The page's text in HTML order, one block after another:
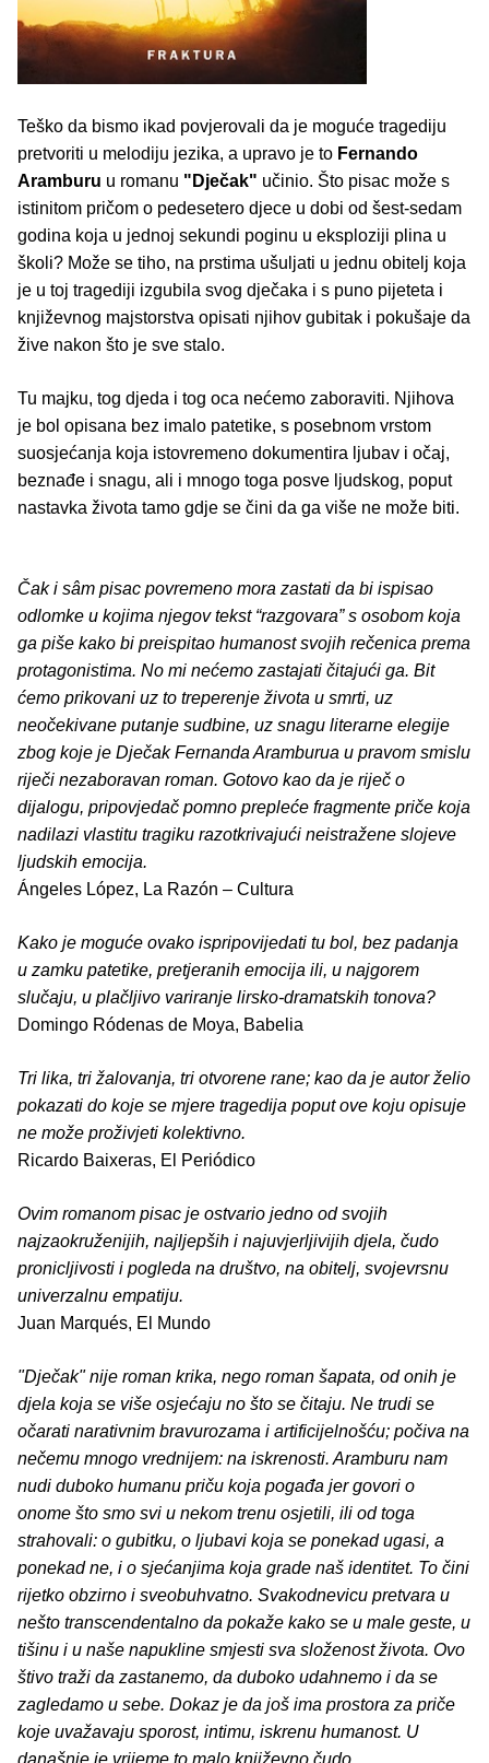
Teško da bismo ikad povjerovali da je moguće tragediju
pretvoriti u melodiju jezika, a upravo je to Fernando
Aramburu u romanu "Dječak" učinio. Što pisac može s
istinitom pričom o pedesetero djece u dobi od šest-sedam
godina koja u jednoj sekundi poginu u eksploziji plina u
školi? Može se tiho, na prstima ušuljati u jednu obitelj koja
je u toj tragediji izgubila svog dječaka i s puno pijeteta i
književnog majstorstva opisati njihov gubitak i pokušaje da
žive nakon što je sve stalo.
Tu majku, tog djeda i tog oca nećemo zaboraviti. Njihova
je bol opisana bez imalo patetike, s posebnom vrstom
suosjećanja koja istovremeno dokumentira ljubav i očaj,
beznađe i snagu, ali i mnogo toga posve ljudskog, poput
nastavka života tamo gdje se čini da ga više ne može biti.
Čak i sâm pisac povremeno mora zastati da bi ispisao
odlomke u kojima njegov tekst “razgovara” s osobom koja
ga piše kako bi preispitao humanost svojih rečenica prema
protagonistima. No mi nećemo zastajati čitajući ga. Bit
ćemo prikovani uz to treperenje života u smrti, uz
neočekivane putanje sudbine, uz snagu literarne elegije
zbog koje je Dječak Fernanda Aramburua u pravom smislu
riječi nezaboravan roman. Gotovo kao da je riječ o
dijalogu, pripovjedač pomno prepleće fragmente priče koja
nadilazi vlastitu tragiku razotkrivajući neistražene slojeve
ljudskih emocija.
Ángeles López, La Razón – Cultura
Kako je moguće ovako ispripovijedati tu bol, bez padanja
u zamku patetike, pretjeranih emocija ili, u najgorem
slučaju, u plačljivo variranje lirsko-dramatskih tonova?
Domingo Ródenas de Moya, Babelia
Tri lika, tri žalovanja, tri otvorene rane; kao da je autor želio
pokazati do koje se mjere tragedija poput ove koju opisuje
ne može proživjeti kolektivno.
Ricardo Baixeras, El Periódico
Ovim romanom pisac je ostvario jedno od svojih
najzaokruženijih, najljepših i najuvjerljivijih djela, čudo
pronicljivosti i pogleda na društvo, na obitelj, svojevrsnu
univerzalnu empatiju.
Juan Marqués, El Mundo
"Dječak" nije roman krika, nego roman šapata, od onih je
djela koja se više osjećaju no što se čitaju. Ne trudi se
očarati narativnim bravurozama i artificijelnošću; počiva na
nečemu mnogo vrednijem: na iskrenosti. Aramburu nam
nudi duboko humanu priču koja pogađa jer govori o
onome što smo svi u nekom trenu osjetili, ili od toga
strahovali: o gubitku, o ljubavi koja se ponekad ugasi, a
ponekad ne, i o sjećanjima koja grade naš identitet. To čini
rijetko obzirno i sveobuhvatno. Svakodnevicu pretvara u
nešto transcendentalno da pokaže kako se u male geste, u
tišinu i u naše napukline smjesti sva složenost života. Ovo
štivo traži da zastanemo, da duboko udahnemo i da se
zagledamo u sebe. Dokaz je da još ima prostora za priče
koje uvažavaju sporost, intimu, iskrenu humanost. U
današnje je vrijeme to malo književno čudo.